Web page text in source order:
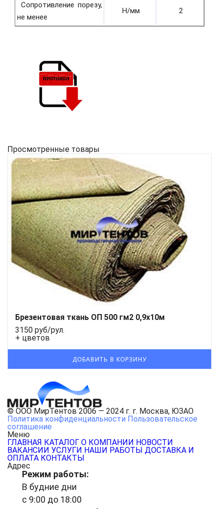
Сопротивление порезу,
не менее
Н/мм 2
Просмотренные товары
Брезентовая ткань ОП 500 гм2 0,9x10м
3150 руб/рул.
+ цветов
© ООО МирТентов 2006 — 2024 г. г. Москва, ЮЗАО
Политика конфиденциальности Пользовательское
соглашение
Меню
ГЛАВНАЯ КАТАЛОГ О КОМПАНИИ НОВОСТИ
ВАКАНСИИ УСЛУГИ НАШИ РАБОТЫ ДОСТАВКА И
ОПЛАТА КОНТАКТЫ
Адрес
Режим работы:
В будние дни
с 9:00 до 18:00